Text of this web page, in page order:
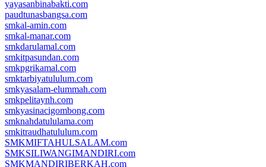
yayasanbinabakti.com
paudtunasbangsa.com
smkal-amin.com
smkal-manar.com
smkdarulamal.com
smkitpasundan.com
smkpgrikamal.com
smktarbiyatululum.com
smkyasalam-elummah.com
smkpelitaynh.com
smkyasinacigombong.com
smknahdatululama.com
smkitraudhatululum.com
SMKMIFTAHULSALAM.com
SMKSILIWANGIMANDIRI.com
SMKMANDIRIBERKAH.com